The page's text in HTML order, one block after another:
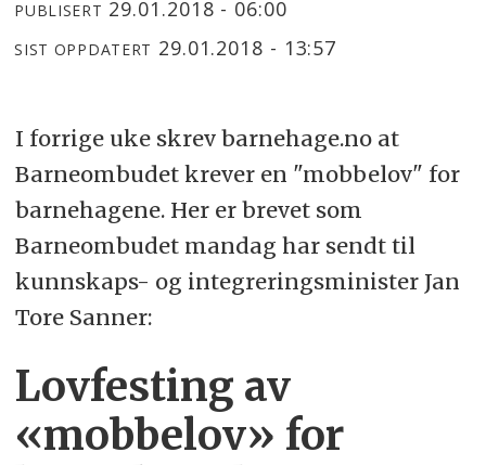
PUBLISERT 29.01.2018 - 06:00
SIST OPPDATERT 29.01.2018 - 13:57
I forrige uke skrev barnehage.no at
Barneombudet krever en "mobbelov" for
barnehagene. Her er brevet som
Barneombudet mandag har sendt til
kunnskaps- og integreringsminister Jan
Tore Sanner:
Lovfesting av
«mobbelov» for